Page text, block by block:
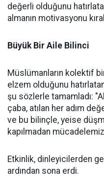
değerli olduğunu
almanın motivasyonu
Büyük Bir Aile Bilinci
Müslümanların kolektif
elzem olduğunu
şu sözlerle tamamladı:
çaba, atılan her adım
ve bu bilinçle, yeise
kapılmadan
Etkinlik, dinleyicilerden
ardından sona erdi.